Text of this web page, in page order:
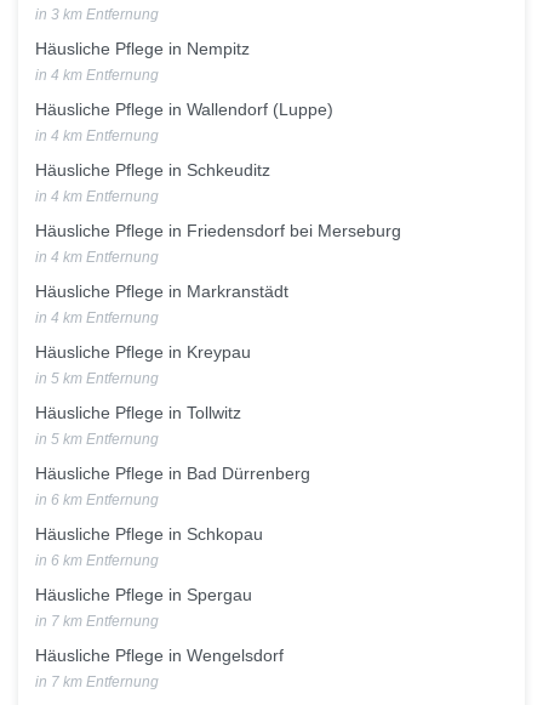
in 3 km Entfernung
Häusliche Pflege in Nempitz
in 4 km Entfernung
Häusliche Pflege in Wallendorf (Luppe)
in 4 km Entfernung
Häusliche Pflege in Schkeuditz
in 4 km Entfernung
Häusliche Pflege in Friedensdorf bei Merseburg
in 4 km Entfernung
Häusliche Pflege in Markranstädt
in 4 km Entfernung
Häusliche Pflege in Kreypau
in 5 km Entfernung
Häusliche Pflege in Tollwitz
in 5 km Entfernung
Häusliche Pflege in Bad Dürrenberg
in 6 km Entfernung
Häusliche Pflege in Schkopau
in 6 km Entfernung
Häusliche Pflege in Spergau
in 7 km Entfernung
Häusliche Pflege in Wengelsdorf
in 7 km Entfernung